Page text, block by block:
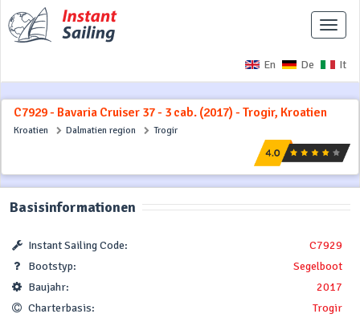
En De It
C7929 - Bavaria Cruiser 37 - 3 cab. (2017) - Trogir, Kroatien
Kroatien Dalmatien region Trogir
Basisinformationen
Instant Sailing Code:
C7929
Bootstyp:
Segelboot
Baujahr:
2017
Charterbasis:
Trogir